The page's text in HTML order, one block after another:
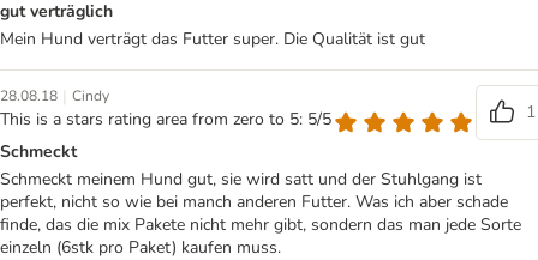
gut verträglich
Mein Hund verträgt das Futter super. Die Qualität ist gut
28.08.18 | Cindy
This is a stars rating area from zero to 5: 5/5
1
Schmeckt
Schmeckt meinem Hund gut, sie wird satt und der Stuhlgang ist
perfekt, nicht so wie bei manch anderen Futter. Was ich aber schade
finde, das die mix Pakete nicht mehr gibt, sondern das man jede Sorte
einzeln (6stk pro Paket) kaufen muss.